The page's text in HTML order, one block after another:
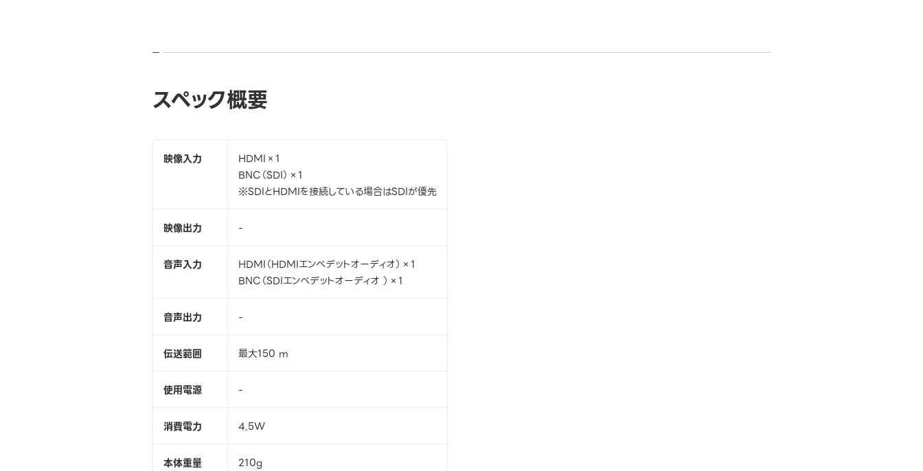
スペック概要
映像入力
HDMI×1
BNC（SDI）×1
※SDIとHDMIを接続している場合はSDIが優先
映像出力 -
音声入力
HDMI（HDMIエンベデットオーディオ）×1
BNC（SDIエンベデットオーディオ ）×1
音声出力 -
伝送範囲 最大150 m
使用電源 -
消費電力 4.5W
本体重量 210g